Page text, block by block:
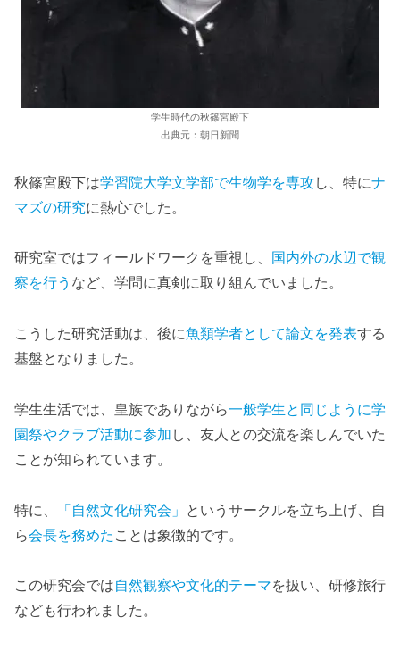
学生時代の秋篠宮殿下
出典元：朝日新聞
秋篠宮殿下は学習院大学文学部で生物学を専攻し、特にナ
マズの研究に熱心でした。
研究室ではフィールドワークを重視し、 国内外の水辺で観
察を行う など、学問に真剣に取り組んでいました。
こうした研究活動は、後に魚類学者として論文を発表する
基盤となりました。
学生生活では、皇族でありながら一般学生と同じように学
園祭やクラブ活動に参加 し、友人との交流を楽しんでいた
ことが知られています。
特に、 「自然文化研究会」 というサークルを立ち上げ、自
ら会長を務めた ことは象徴的です。
この研究会では自然観察や文化的テーマを扱い、研修旅行
なども行われました。